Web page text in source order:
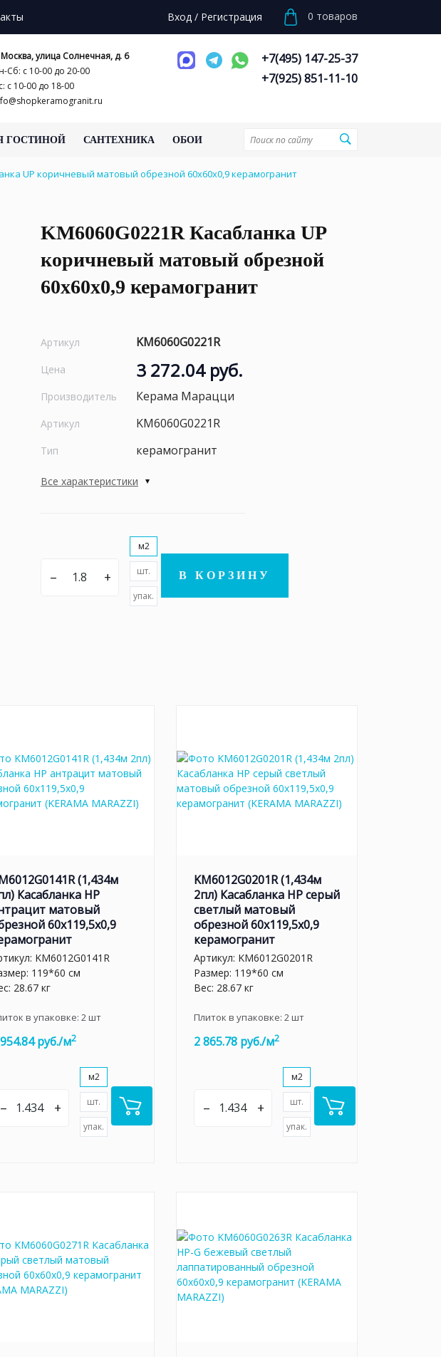
Вход / Регистрация 0 товаров
Москва, улица Солнечная, д. 6
Сб: с 10-00 до 20-00
с 10-00 до 18-00
+7(495) 147-25-37
+7(925) 851-11-10
ГОСТИНОЙ САНТЕХНИКА ОБОИ
UP коричневый матовый обрезной 60x60x0,9 керамогранит
KM6060G0221R Касабланка UP
коричневый матовый обрезной
60x60x0,9 керамогранит
Артикул KM6060G0221R
Цена 3 272.04 руб.
Производитель Керама Марацци
Артикул KM6060G0221R
Тип керамогранит
Все характеристики
– +
м2
шт.
упак.
В КОРЗИНУ
(1,434м
Касабланка HP
матовый
60x119,5x0,9
KM6012G0141R
119*60 см
28.67 кг
в упаковке: 2 шт
руб./м2
– +
м2
шт.
упак.
KM6012G0201R (1,434м
2пл) Касабланка HP серый
светлый матовый
обрезной 60x119,5x0,9
керамогранит
Артикул: KM6012G0201R
Размер: 119*60 см
Вес: 28.67 кг
Плиток в упаковке: 2 шт
2 865.78 руб./м2
– +
м2
шт.
упак.